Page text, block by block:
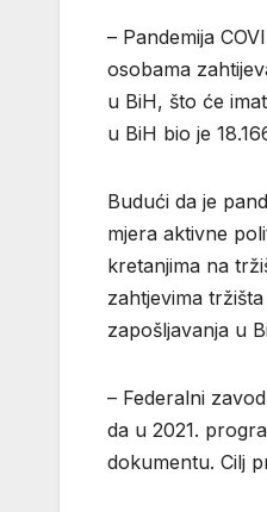
– Pandemija
osobama
u BiH, što će
u BiH bio je
Budući da je
mjera aktivne
kretanjima na
zahtjevima
zapošljavanja u
– Federalni
da u 2021.
dokumentu. Cilj